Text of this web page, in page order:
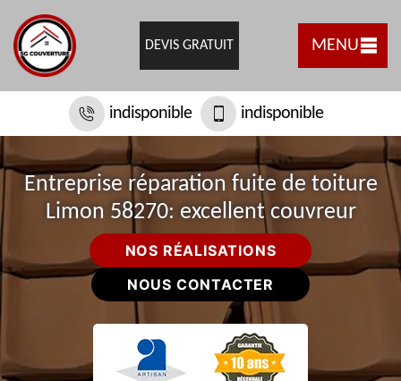
DEVIS GRATUIT MENU
indisponible indisponible
Entreprise réparation fuite de toiture
Limon 58270: excellent couvreur
NOS RÉALISATIONS
NOUS CONTACTER